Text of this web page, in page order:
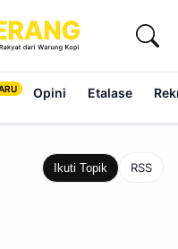
Opini Etalase
Ikuti Topik RSS